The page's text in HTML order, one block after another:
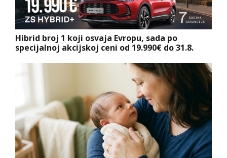
Hibrid broj 1 koji osvaja Evropu, sada po
specijalnoj akcijskoj ceni od 19.990€ do 31.8.